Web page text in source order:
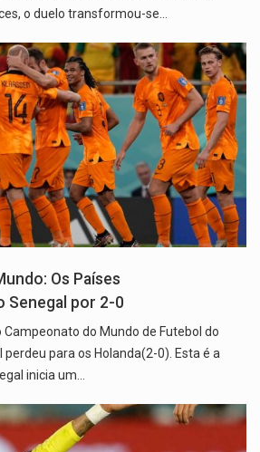
o duelo transformou-se…
Os Países
Senegal por 2-0
Campeonato do Mundo de Futebol do
para os Holanda(2-0). Esta é a
inicia um…